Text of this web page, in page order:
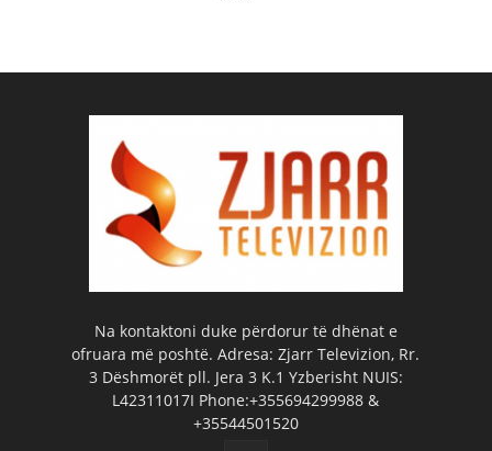
Na kontaktoni duke përdorur të dhënat e
ofruara më poshtë. Adresa: Zjarr Televizion, Rr.
3 Dëshmorët pll. Jera 3 K.1 Yzberisht NUIS:
L42311017I Phone:+355694299988 &
+35544501520